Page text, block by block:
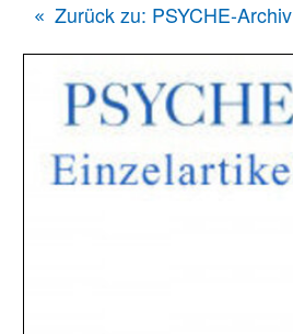
Zurück zu: PSYCHE-Archiv